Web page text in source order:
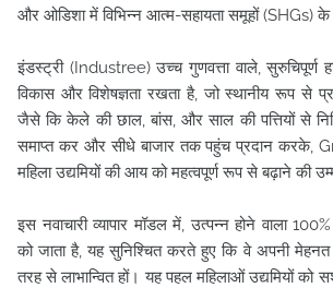
और ओडिशा में विभिन्न आत्म-सहायता समूहों (SHGs)
इंडस्ट्री (Industree) उच्च गुणवत्ता वाले, सुरुचिपूर्ण
विकास और विशेषज्ञता रखता है, जो स्थानीय रूप से
जैसे कि केले की छाल, बांस, और साल की पत्तियों से
समाप्त कर और सीधे बाजार तक पहुंच प्रदान करके,
महिला उद्यमियों की आय को महत्वपूर्ण रूप से बढ़ाने की
इस नवाचारी व्यापार मॉडल में, उत्पन्न होने वाला
को जाता है, यह सुनिश्चित करते हुए कि वे अपनी
तरह से लाभान्वित हों। यह पहल महिलाओं उद्यमियों